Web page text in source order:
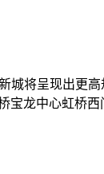
城将呈现出更高
宝龙中心虹桥